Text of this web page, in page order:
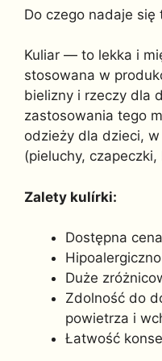
Do czego nadaje się
Kuliar — to lekka i
stosowana w
bielizny i rzeczy dla
zastosowania tego
odzieży dla dzieci,
(pieluchy,
Zalety kulírki:
Dostępna cena
Duże
Zdolność do
powietrza i
Łatwość